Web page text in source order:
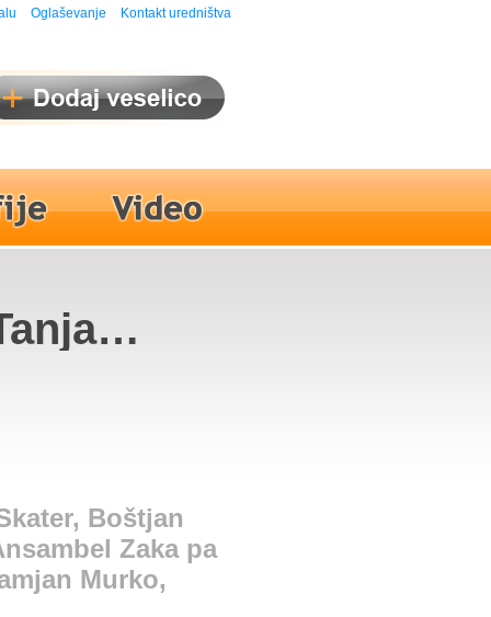
Oglaševanje Kontakt uredništva
KlapaBoštjan
Zaka pa
Murko,